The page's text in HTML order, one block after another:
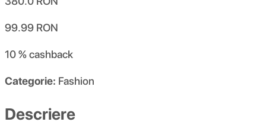
99.99 RON
10 %cashback
Categorie: Fashion
Descriere